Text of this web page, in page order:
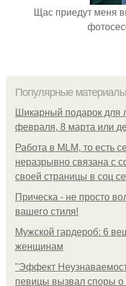
Щас приедут меня
Популярные материалы
Шикарный подарок для
февраля, 8 марта или
Работа в MLM, то есть
неразрывно связана с
своей страницы в соц
Прическа - не просто
вашего стиля!
Мужской гардероб: 6
женщинам
"Эффект
певицы вызвал споры о